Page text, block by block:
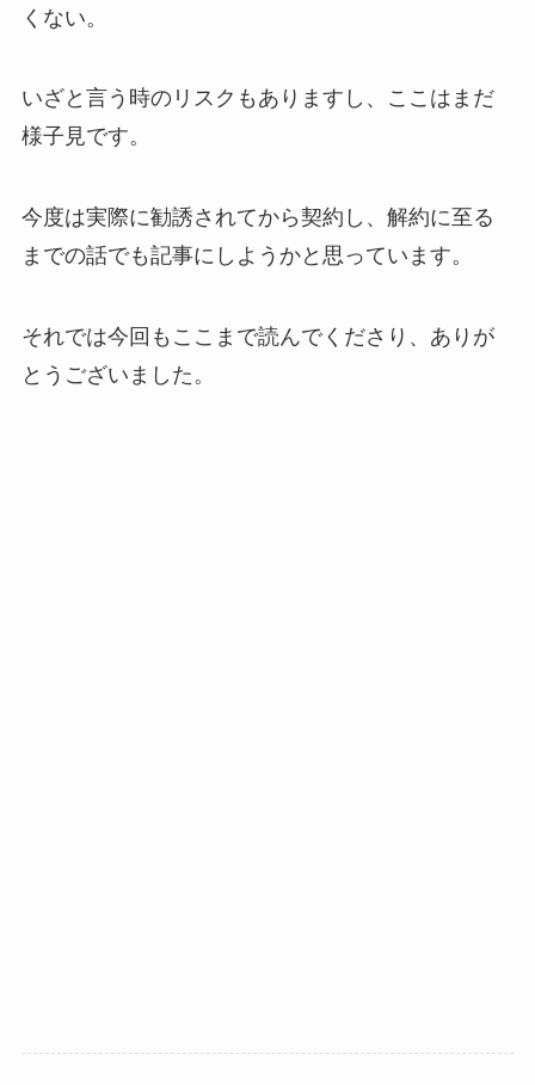
くない。
いざと言う時のリスクもありますし、ここはまだ
様子見です。
今度は実際に勧誘されてから契約し、解約に至る
までの話でも記事にしようかと思っています。
それでは今回もここまで読んでくださり、ありが
とうございました。